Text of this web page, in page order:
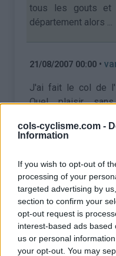
cols-cyclisme.com -
Information
If you wish to opt-out of
processing of your
targeted advertising by
section to confirm your
opt-out request is
interest-based ads
us or personal
your opt-out. You may
tous les gouts et
département alors ...
21/08/2007 00:00 •
J'ai fait le col de
Quel plaisir
moins...quand on
Sinon, seul
19/08/2007 00:00•
J'y étais, c'était
roule pas
gagné son maillot.
Pour ma part, c'est